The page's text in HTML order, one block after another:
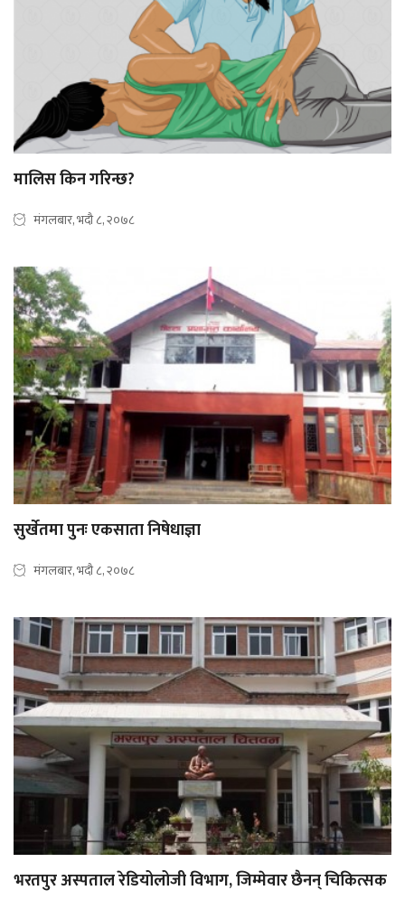
मालिस किन गरिन्छ?
मंगलबार, भदौ ८, २०७८
सुर्खेतमा पुनः एकसाता निषेधाज्ञा
मंगलबार, भदौ ८, २०७८
भरतपुर अस्पताल रेडियोलोजी विभाग, जिम्मेवार छैनन् चिकित्सक